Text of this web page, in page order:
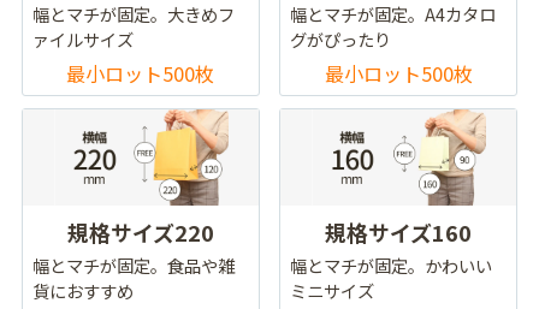
幅とマチが固定。大きめフ
ァイルサイズ
最小ロット500枚
幅とマチが固定。A4カタロ
グがぴったり
最小ロット500枚
規格サイズ220
幅とマチが固定。食品や雑
貨におすすめ
規格サイズ160
幅とマチが固定。かわいい
ミニサイズ